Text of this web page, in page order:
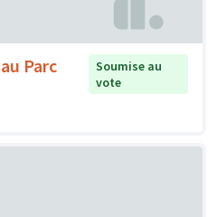
Parc
Soumise au
vote